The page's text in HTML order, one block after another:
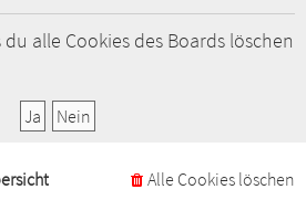
alle Cookies des Boards löschen
Alle Cookies löschen